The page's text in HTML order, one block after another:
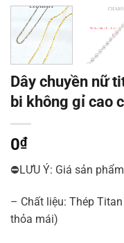
Dây chuyền nữ
bi không gỉ cao
0₫
⛔LƯU Ý: Giá sản
– Chất liệu: Thép
thỏa mái)